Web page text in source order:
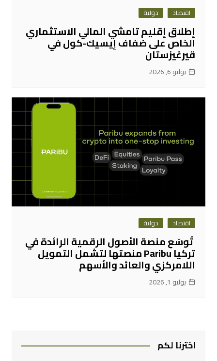
اقتصاد دولية
إطلاق إقليم تامشي المالي الاستثماري
الخاص على ضفاف إيسيك-كول في
قيرغيزستان
يوليو 6, 2026
اقتصاد دولية
تُوسّع منصة الأصول الرقمية الرائدة في
تركيا Paribu منصتها لتشمل التمويل
اللامركزي والعائد والأسهم
يوليو 1, 2026
اخترنا لكم